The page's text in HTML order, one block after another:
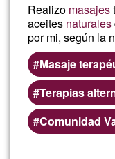
Realizo masajes
aceites naturales
por mi, según la
Masaje
Terapias
Comunidad